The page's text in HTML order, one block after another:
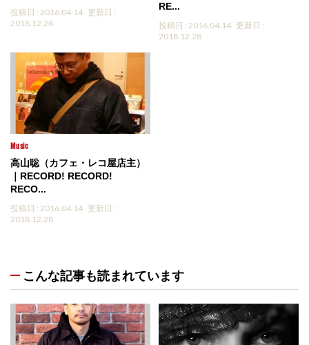
投稿日 : 2016.04.14 更新日 :
2018.12.28
RE...
投稿日 : 2016.04.14 更新日 :
2018.12.28
Music
高山聡（カフェ・レコ屋店主）
｜RECORD! RECORD!
RECO...
投稿日 : 2016.04.14 更新日 :
2018.12.28
こんな記事も読まれています